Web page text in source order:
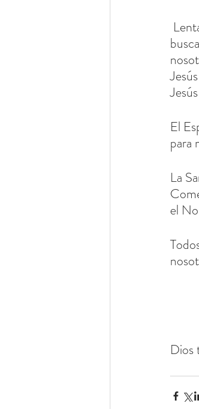
El
para
La
el
Dios